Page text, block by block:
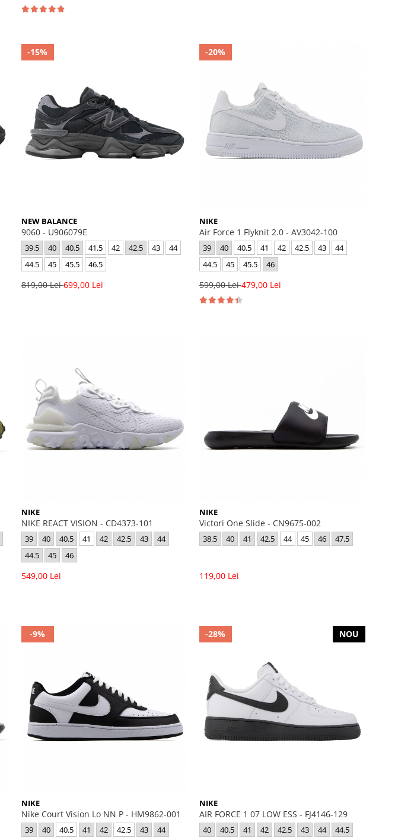
-15%
NEW BALANCE
9060 - U906079E
39.5 40 40.5 41.5 42 42.5 43
44
44.5
45 45.5 46.5
819,00 Lei699,00 Lei
-20%
NIKE
Air Force 1 Flyknit 2.0 - AV3042-100
39 40 40.5 41 42 42.5 43
44
44.5
45 45.5 46
599,00 Lei479,00 Lei
NIKE
NIKE REACT VISION - CD4373-101
39 40 40.5 41 42 42.5 43
44
44.5
45 46
549,00 Lei
NIKE
Victori One Slide - CN9675-002
38.5 40 41 42.5 44 45 46 47.5
119,00 Lei
-9%
NIKE
Nike Court Vision Lo NN P - HM9862-001
39 40 40.5 41 42 42.5 43 44
-28% NOU
NIKE
AIR FORCE 1 07 LOW ESS - FJ4146-129
40 40.5 41 42 42.5 43 44 44.5